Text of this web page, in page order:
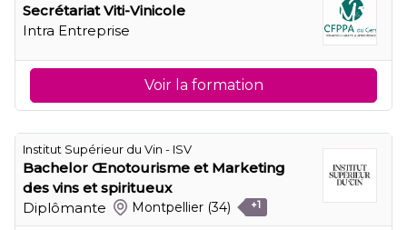
Secrétariat Viti-Vinicole
Intra Entreprise
Voir la formation
Institut Supérieur du Vin - ISV
Bachelor Œnotourisme et Marketing
des vins et spiritueux
Diplômante
Montpellier (34) +1